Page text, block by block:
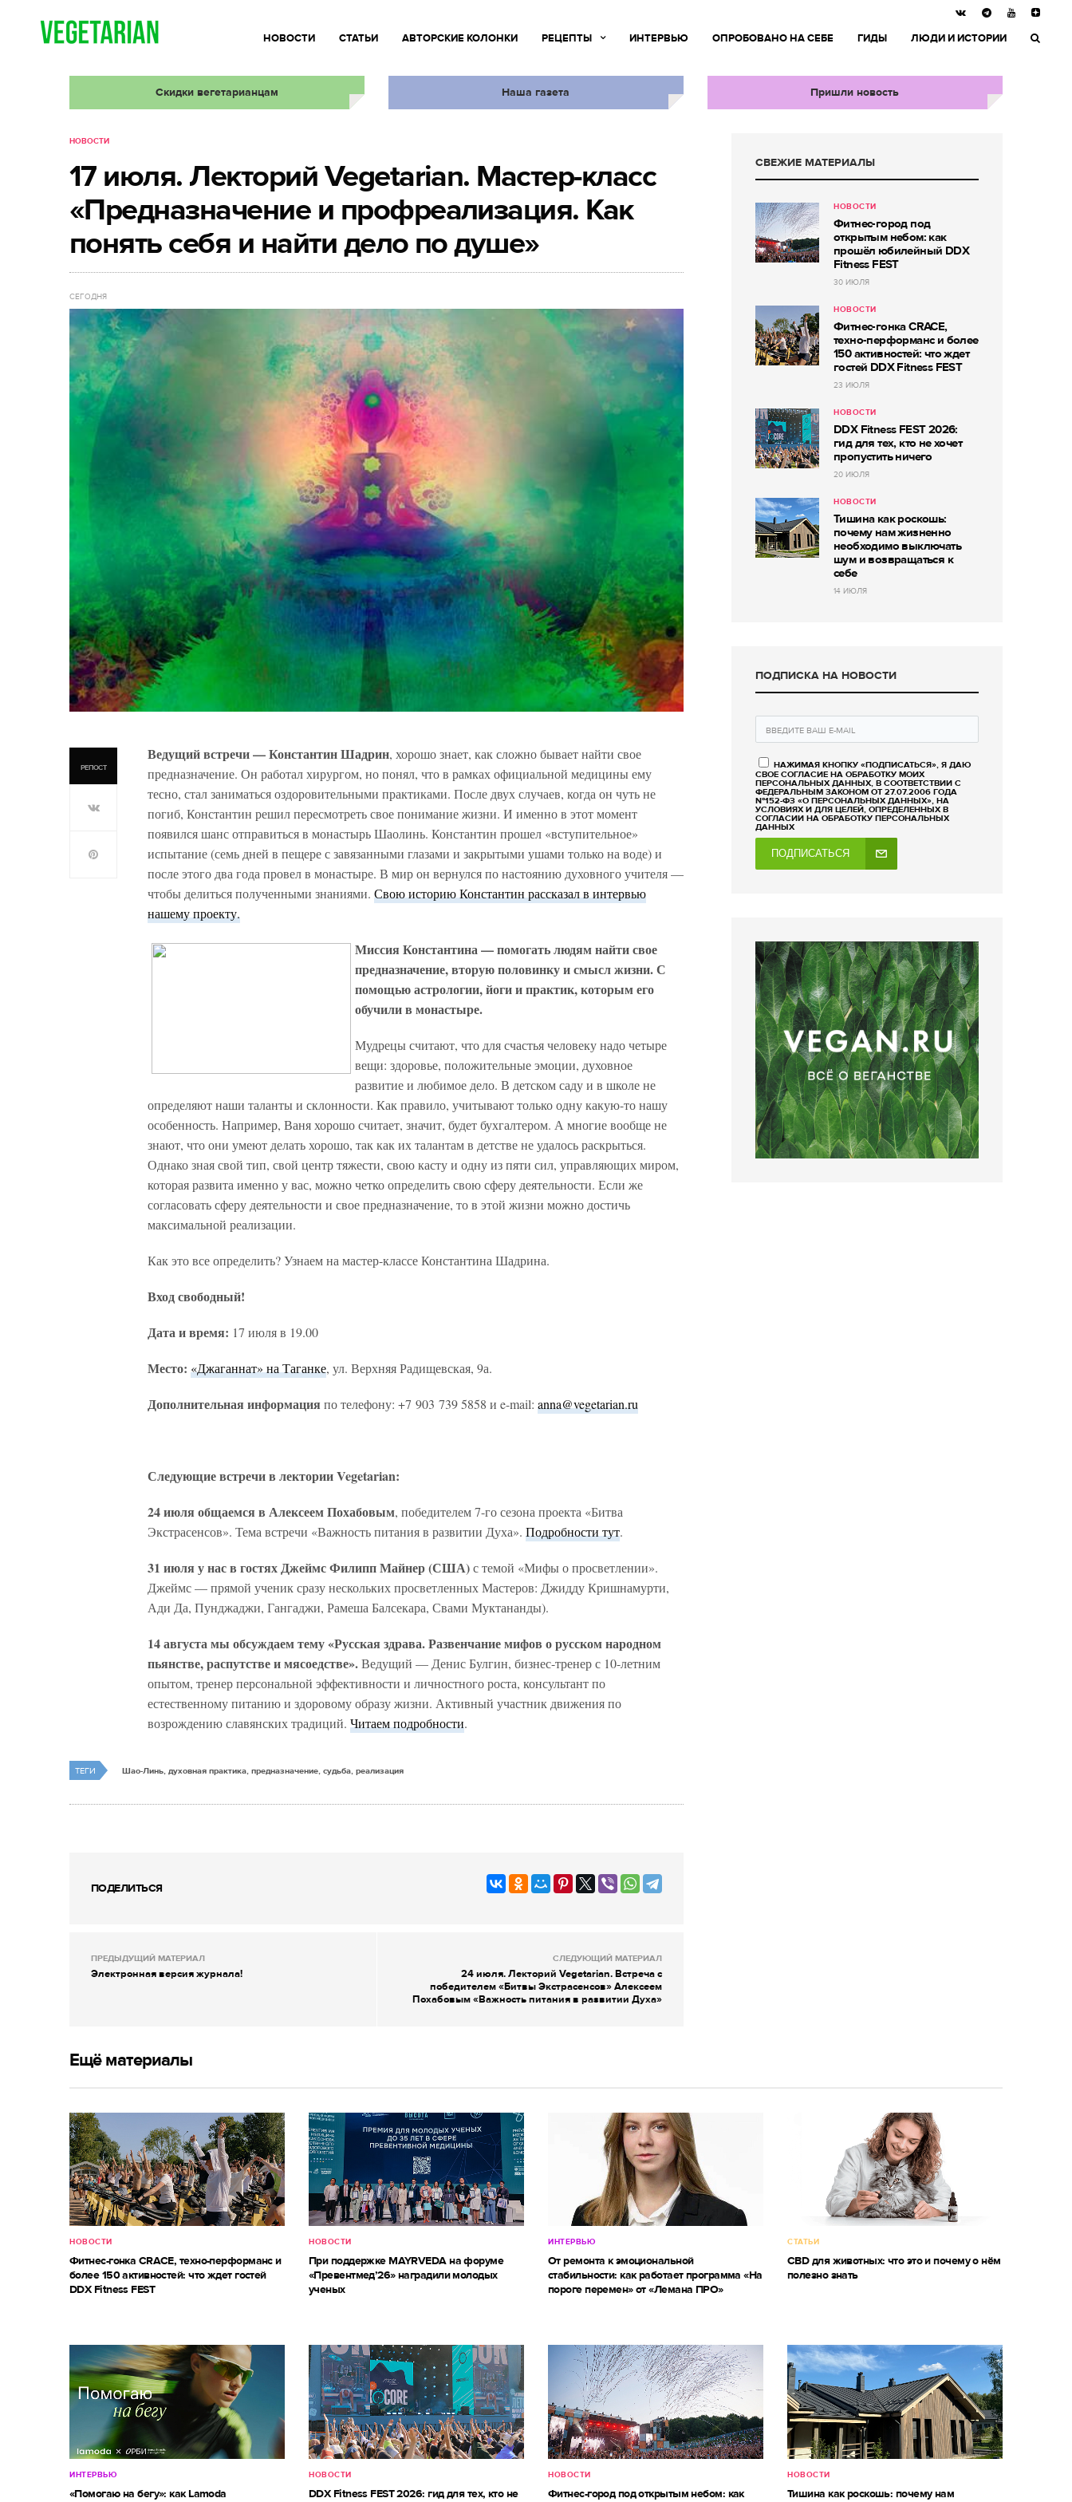
НОВОСТИ СТАТЬИ АВТОРСКИЕ КОЛОНКИ РЕЦЕПТЫ ИНТЕРВЬЮ ОПРОБОВАНО НА СЕБЕ ГИДЫ ЛЮДИ И ИСТОРИИ
Скидки вегетарианцам Наша газета Пришли новость
НОВОСТИ
17 июля. Лекторий Vegetarian. Мастер-класс
«Предназначение и профреализация. Как
понять себя и найти дело по душе»
СЕГОДНЯ
РЕПОСТ
Ведущий встречи — Константин Шадрин, хорошо знает, как сложно бывает найти свое
предназначение. Он работал хирургом, но понял, что в рамках официальной медицины ему
тесно, стал заниматься оздоровительными практиками. После двух случаев, когда он чуть не
погиб, Константин решил пересмотреть свое понимание жизни. И именно в этот момент
появился шанс отправиться в монастырь Шаолинь. Константин прошел «вступительное»
испытание (семь дней в пещере с завязанными глазами и закрытыми ушами только на воде) и
после этого два года провел в монастыре. В мир он вернулся по настоянию духовного учителя —
чтобы делиться полученными знаниями. Свою историю Константин рассказал в интервью
нашему проекту.
Миссия Константина — помогать людям найти свое
предназначение, вторую половинку и смысл жизни. С
помощью астрологии, йоги и практик, которым его
обучили в монастыре.
Мудрецы считают, что для счастья человеку надо четыре
вещи: здоровье, положительные эмоции, духовное
развитие и любимое дело. В детском саду и в школе не
определяют наши таланты и склонности. Как правило, учитывают только одну какую-то нашу
особенность. Например, Ваня хорошо считает, значит, будет бухгалтером. А многие вообще не
знают, что они умеют делать хорошо, так как их талантам в детстве не удалось раскрыться.
Однако зная свой тип, свой центр тяжести, свою касту и одну из пяти сил, управляющих миром,
которая развита именно у вас, можно четко определить свою сферу деятельности. Если же
согласовать сферу деятельности и свое предназначение, то в этой жизни можно достичь
максимальной реализации.
Как это все определить? Узнаем на мастер-классе Константина Шадрина.
Вход свободный!
Дата и время: 17 июля в 19.00
Место: «Джаганнат» на Таганке, ул. Верхняя Радищевская, 9а.
Дополнительная информация по телефону: +7 903 739 5858 и e-mail: anna@vegetarian.ru
Следующие встречи в лектории Vegetarian:
24 июля общаемся в Алексеем Похабовым, победителем 7-го сезона проекта «Битва
Экстрасенсов». Тема встречи «Важность питания в развитии Духа». Подробности тут.
31 июля у нас в гостях Джеймс Филипп Майнер (США)с темой «Мифы о просветлении».
Джеймс — прямой ученик сразу нескольких просветленных Мастеров: Джидду Кришнамурти,
Ади Да, Пунджаджи, Гангаджи, Рамеша Балсекара, Свами Муктананды).
14 августа мы обсуждаем тему «Русская здрава. Развенчание мифов о русском народном
пьянстве, распутстве и мясоедстве».Ведущий — Денис Булгин, бизнес-тренер с 10-летним
опытом, тренер персональной эффективности и личностного роста, консультант по
естественному питанию и здоровому образу жизни. Активный участник движения по
возрождению славянских традиций. Читаем подробности.
ТЕГИ Шао-Линь, духовная практика, предназначение, судьба, реализация
ПОДЕЛИТЬСЯ
ПРЕДЫДУЩИЙ МАТЕРИАЛ
Электронная версия журнала!
СЛЕДУЮЩИЙ МАТЕРИАЛ
24 июля. Лекторий Vegetarian. Встреча с
победителем «Битвы Экстрасенсов» Алексеем
Похабовым «Важность питания в развитии Духа»
СВЕЖИЕ МАТЕРИАЛЫ
НОВОСТИ
Фитнес-город под
открытым небом: как
прошёл юбилейный DDX
Fitness FEST
30 ИЮЛЯ
НОВОСТИ
Фитнес-гонка CRACE,
техно-перформанс и более
150 активностей: что ждет
гостей DDX Fitness FEST
23 ИЮЛЯ
НОВОСТИ
DDX Fitness FEST 2026:
гид для тех, кто не хочет
пропустить ничего
20 ИЮЛЯ
НОВОСТИ
Тишина как роскошь:
почему нам жизненно
необходимо выключать
шум и возвращаться к
себе
14 ИЮЛЯ
ПОДПИСКА НА НОВОСТИ
НАЖИМАЯ КНОПКУ «ПОДПИСАТЬСЯ», Я ДАЮ
СВОЕ СОГЛАСИЕ НА ОБРАБОТКУ МОИХ
ПЕРСОНАЛЬНЫХ ДАННЫХ, В СООТВЕТСТВИИ С
ФЕДЕРАЛЬНЫМ ЗАКОНОМ ОТ 27.07.2006 ГОДА
№152-ФЗ «О ПЕРСОНАЛЬНЫХ ДАННЫХ», НА
УСЛОВИЯХ И ДЛЯ ЦЕЛЕЙ, ОПРЕДЕЛЕННЫХ В
СОГЛАСИИ НА ОБРАБОТКУ ПЕРСОНАЛЬНЫХ
ДАННЫХ
ПОДПИСАТЬСЯ
Ещё материалы
НОВОСТИ
Фитнес-гонка CRACE, техно-перформанс и
более 150 активностей: что ждет гостей
DDX Fitness FEST
НОВОСТИ
При поддержке MAYRVEDA на форуме
«Превентмед’26» наградили молодых
ученых
ИНТЕРВЬЮ
От ремонта к эмоциональной
стабильности: как работает программа «На
пороге перемен» от «Лемана ПРО»
СТАТЬИ
CBD для животных: что это и почему о нём
полезно знать
ИНТЕРВЬЮ
«Помогаю на бегу»: как Lamoda
НОВОСТИ
DDX Fitness FEST 2026: гид для тех, кто не
НОВОСТИ
Фитнес-город под открытым небом: как
НОВОСТИ
Тишина как роскошь: почему нам